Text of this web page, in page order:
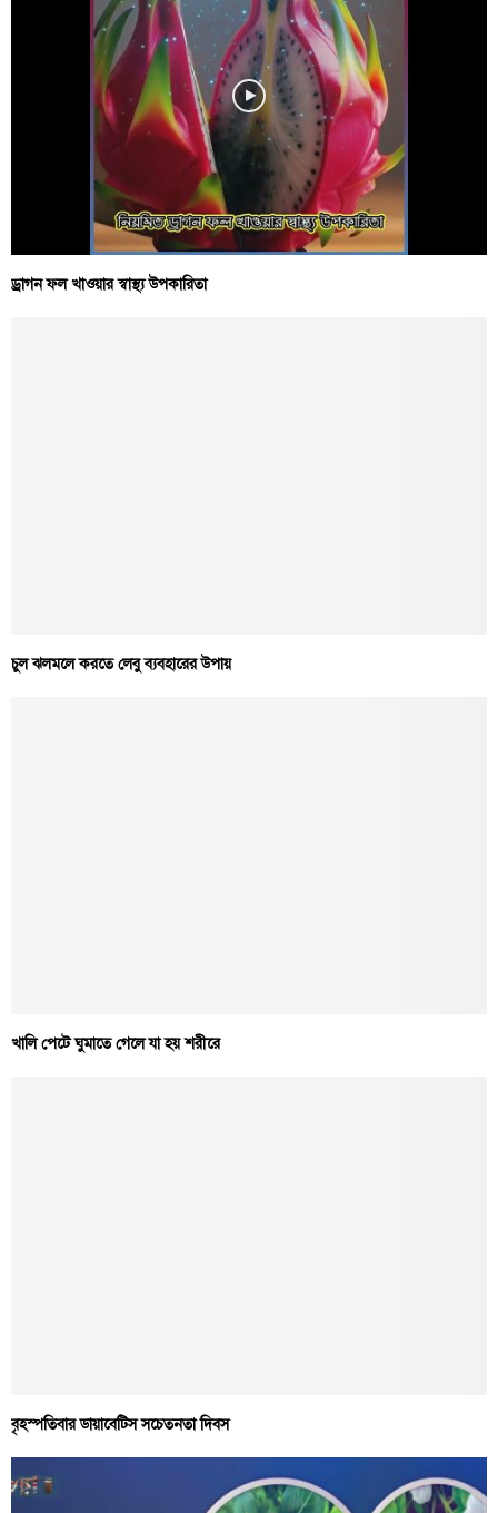
ড্রাগন ফল খাওয়ার স্বাস্থ্য উপকারিতা
চুল ঝলমলে করতে লেবু ব্যবহারের উপায়
খালি পেটে ঘুমাতে গেলে যা হয় শরীরে
বৃহস্পতিবার ডায়াবেটিস সচেতনতা দিবস